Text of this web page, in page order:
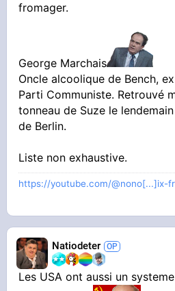
fromager.
George Marchais
Oncle alcoolique de Bench,
Parti Communiste. Retrouvé
tonneau de Suze le
de Berlin.
Liste non exhaustive.
https://youtube.com/@nono[...]ix-
Natiodeter
Les USA ont aussi un